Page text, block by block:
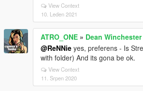
View Context
10. Leden 2021
ATRO_ONE » Dean
@ReNNie yes, preferens - Is
with folder) And its gona be ok.
View Context
11. Srpen 2020